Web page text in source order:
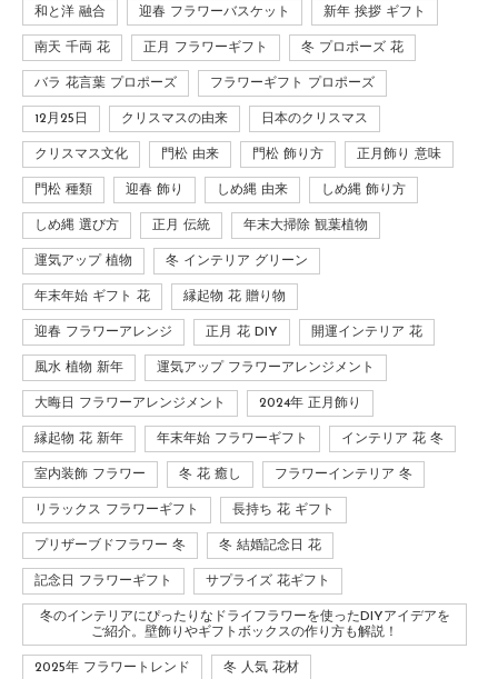
和と洋 融合 迎春 フラワーバスケット 新年 挨拶 ギフト
南天 千両 花 正月 フラワーギフト 冬 プロポーズ 花
バラ 花言葉 プロポーズ フラワーギフト プロポーズ
12月25日 クリスマスの由来 日本のクリスマス
クリスマス文化 門松 由来 門松 飾り方 正月飾り 意味
門松 種類 迎春 飾り しめ縄 由来 しめ縄 飾り方
しめ縄 選び方 正月 伝統 年末大掃除 観葉植物
運気アップ 植物 冬 インテリア グリーン
年末年始 ギフト 花 縁起物 花 贈り物
迎春 フラワーアレンジ 正月 花 DIY 開運インテリア 花
風水 植物 新年 運気アップ フラワーアレンジメント
大晦日 フラワーアレンジメント 2024年 正月飾り
縁起物 花 新年 年末年始 フラワーギフト インテリア 花 冬
室内装飾 フラワー 冬 花 癒し フラワーインテリア 冬
リラックス フラワーギフト 長持ち 花 ギフト
プリザーブドフラワー 冬 冬 結婚記念日 花
記念日 フラワーギフト サプライズ 花ギフト
冬のインテリアにぴったりなドライフラワーを使ったDIYアイデアを
ご紹介。壁飾りやギフトボックスの作り方も解説！
2025年 フラワートレンド 冬 人気 花材